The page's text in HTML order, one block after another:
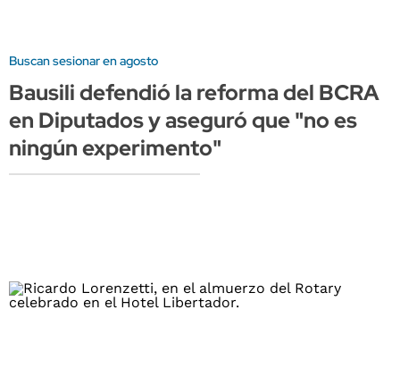
Buscan sesionar en agosto
Bausili defendió la reforma del BCRA
en Diputados y aseguró que "no es
ningún experimento"